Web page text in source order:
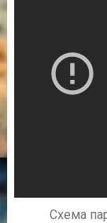
Схема